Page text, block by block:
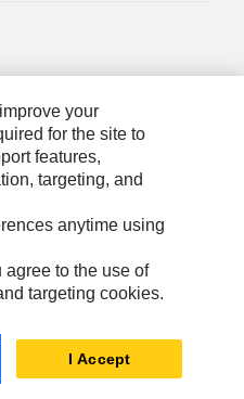
Caterpillar. 保留所有权利
your
for the site to
features,
targeting, and
anytime using
agree to the use of
targeting cookies.
I Accept